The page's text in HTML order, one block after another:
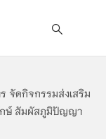
จัดกิจกรรมส่งเสริม
กษ์ สัมผัสภูมิปัญญา